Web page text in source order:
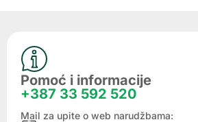
Pomoć i informacije
+387 33 592 520
Mail za upite o web narudžbama: